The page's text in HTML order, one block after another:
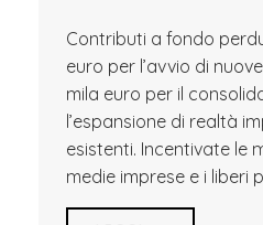
Contributi a fondo
euro per l’avvio di
mila euro per il
l’espansione di realtà
esistenti. Incentivate le
medie imprese e i liberi